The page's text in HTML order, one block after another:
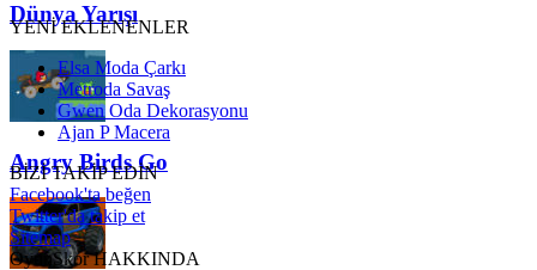
Dünya Yarışı
Angry Birds Go
YENİ EKLENENLER
Elsa Moda Çarkı
Metroda Savaş
Gwen Oda Dekorasyonu
Ajan P Macera
BİZİ TAKİP EDİN
Facebook'ta beğen
Twitter'da takip et
Sitemap
OyunSkor HAKKINDA